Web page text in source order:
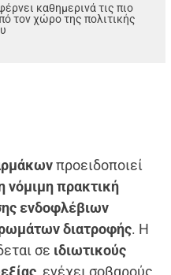
καθημερινά τις πιο
τον χώρο της πολιτικής
προειδοποιεί
νόμιμη πρακτική
ενδοφλέβιων
διατροφής. Η
σε ιδιωτικούς
ενέχει σοβαρούς